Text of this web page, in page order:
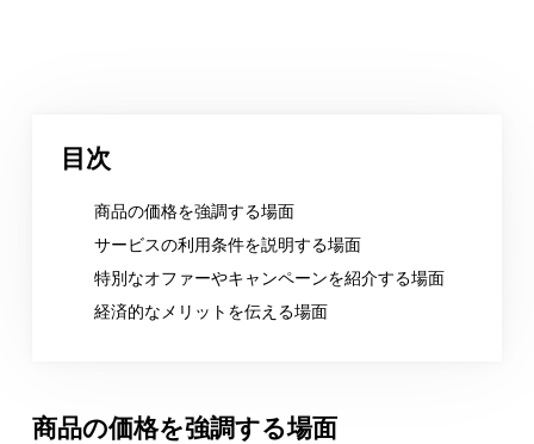
目次
商品の価格を強調する場面
サービスの利用条件を説明する場面
特別なオファーやキャンペーンを紹介する場面
経済的なメリットを伝える場面
商品の価格を強調する場面